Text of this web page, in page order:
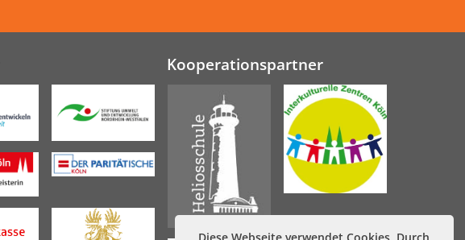
Kooperationspartner